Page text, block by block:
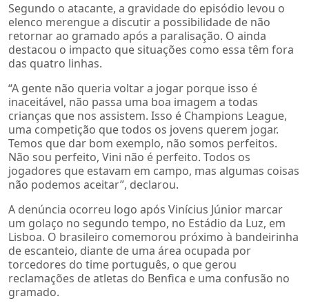
Segundo o atacante, a gravidade do episódio levou o
elenco merengue a discutir a possibilidade de não
retornar ao gramado após a paralisação. O ainda
destacou o impacto que situações como essa têm fora
das quatro linhas.
“A gente não queria voltar a jogar porque isso é
inaceitável, não passa uma boa imagem a todas
crianças que nos assistem. Isso é Champions League,
uma competição que todos os jovens querem jogar.
Temos que dar bom exemplo, não somos perfeitos.
Não sou perfeito, Vini não é perfeito. Todos os
jogadores que estavam em campo, mas algumas coisas
não podemos aceitar”, declarou.
A denúncia ocorreu logo após Vinícius Júnior marcar
um golaço no segundo tempo, no Estádio da Luz, em
Lisboa. O brasileiro comemorou próximo à bandeirinha
de escanteio, diante de uma área ocupada por
torcedores do time português, o que gerou
reclamações de atletas do Benfica e uma confusão no
gramado.